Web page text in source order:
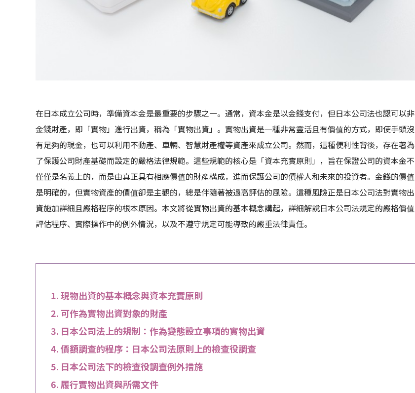
在日本成立公司時，準備資本金是最重要的步驟之一。通常，資本金是以金錢支付，但日本公司法也認可以非
金錢財產，即「實物」進行出資，稱為「實物出資」。實物出資是一種非常靈活且有價值的方式，即使手頭沒
有足夠的現金，也可以利用不動產、車輛、智慧財產權等資產來成立公司。然而，這種便利性背後，存在著為
了保護公司財產基礎而設定的嚴格法律規範。這些規範的核心是「資本充實原則」，旨在保證公司的資本金不
僅僅是名義上的，而是由真正具有相應價值的財產構成，進而保護公司的債權人和未來的投資者。金錢的價值
是明確的，但實物資產的價值卻是主觀的，總是伴隨著被過高評估的風險。這種風險正是日本公司法對實物出
資施加詳細且嚴格程序的根本原因。本文將從實物出資的基本概念講起，詳細解說日本公司法規定的嚴格價值
評估程序、實際操作中的例外情況，以及不遵守規定可能導致的嚴重法律責任。
現物出資的基本概念與資本充實原則
可作為實物出資對象的財產
日本公司法上的規制：作為變態設立事項的實物出資
價額調查的程序：日本公司法原則上的檢查役調查
日本公司法下的檢查役調查例外措施
履行實物出資與所需文件